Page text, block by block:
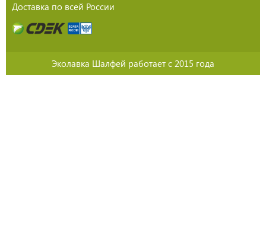
Доставка по всей России
Эколавка Шалфей работает с 2015 года